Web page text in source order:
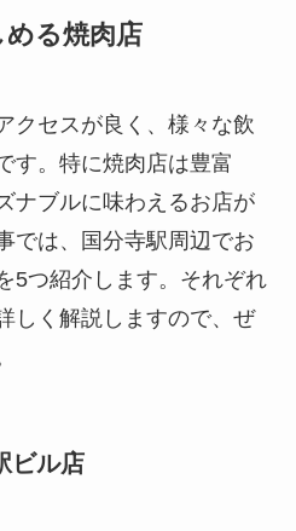
める焼肉店
クセスが良く、様々な飲
す。特に焼肉店は豊富
ナブルに味わえるお店が
では、国分寺駅周辺でお
5つ紹介します。それぞれ
しく解説しますので、ぜ
ビル店